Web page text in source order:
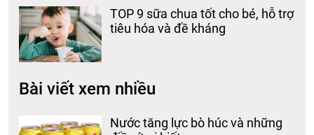
TOP 9 sữa chua tốt cho bé, hỗ trợ
tiêu hóa và đề kháng
Bài viết xem nhiều
Nước tăng lực bò húc và những